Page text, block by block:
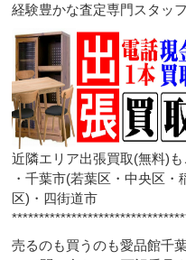
経験豊かな査定専門スタッ
近隣エリア出張買取(無料)も
・千葉市(若葉区・中央区
区)・四街道市
売るのも買うのも愛品館千